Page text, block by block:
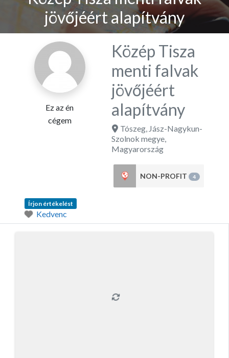
jövőjéért alapítvány
Ez az én
cégem
Közép Tisza
menti falvak
jövőjéért
alapítvány
Tószeg, Jász-Nagykun-
Szolnok megye,
Magyarország
NON-PROFIT 4
Írjon értékelést
Kedvenc